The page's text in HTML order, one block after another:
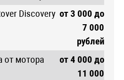
Discovery от 3 000 до
7 000
рублей
от мотора
от 4 000 до
11 000